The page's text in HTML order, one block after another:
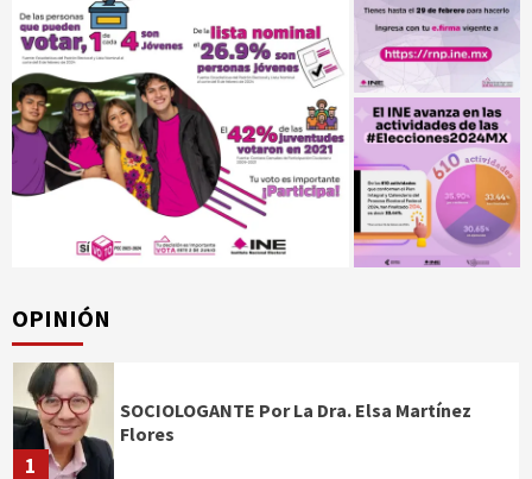
OPINIÓN
1
SOCIOLOGANTE Por La Dra. Elsa Martínez
Flores